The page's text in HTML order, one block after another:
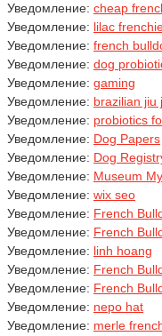
Уведомление: cheap
Уведомление: lilac
Уведомление: french
Уведомление: dog
Уведомление: gaming
Уведомление: brazilian jiu
Уведомление: probiotics
Уведомление: Dog Papers
Уведомление: Dog
Уведомление: Museum
Уведомление: wix seo
Уведомление: French
Уведомление: French
Уведомление: linh hoang
Уведомление: French
Уведомление: French
Уведомление: nepo hat
Уведомление: merle